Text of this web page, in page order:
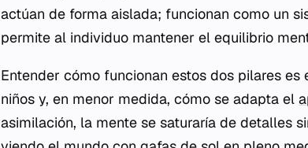
actúan de forma aislada; funcionan como un
permite al individuo mantener el equilibrio
Entender cómo funcionan estos dos pilares
niños y, en menor medida, cómo se adapta el
asimilación, la mente se saturaría de detalles